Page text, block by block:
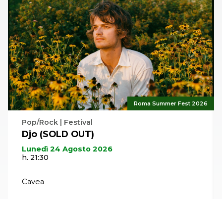
di Laura Escalada Piazzolla. Da oltre venti anni girano i teatri del
mondo suonando gli inestimabili arrangiamenti autografi e
riportando alla luce gioielli pressoché inediti. L’attuale
formazione riunisce cinque dei migliori musicisti argentini con
una solida preparazione di tango alle spalle, come sarebbe
piaciuto ad Astor. Hanno temperatura, swing, talento: un
amalgama perfetto per far rivivere una musica che sembrava
irripetibile.
Roma Summer Fest 2026
Pop/Rock | Festival
Djo (SOLD OUT)
Lunedì 24 Agosto 2026
h. 21:30
Cavea